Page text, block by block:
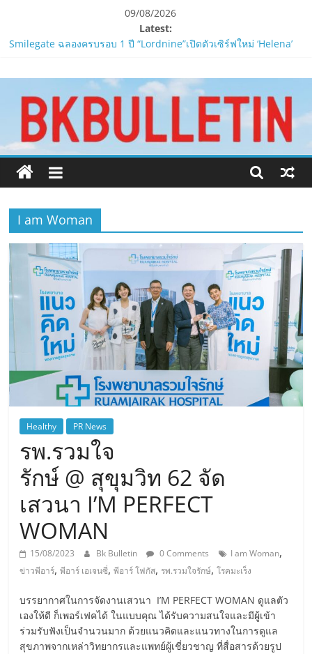
content
09/08/2026
Latest:
LORDNINE ครบรอบ 1 ปี! Smilegate เปิด “Helena” เซิร์ฟฯ ใหม่
พร้อมอาวุธเคียวและศึกกิลด์-PvP เดือดครึ่งปีหลัง 2026
บูสต์ EXP กระฉูด 50% พร้อมแจกซัมมอนสูงสุด 1,111 ครั้ง!
LORDNINE จัดศึกคนดังสายเกม ไทย ปะทะ ฟิลิปปินส์ใน “Rise of the
Tenth Lord”
PIPPER STANDARD® เปิดตัวแชมพูอาบน้ำ และ โฟมอาบแห้งสัตว์
เลี้ยง
ห้ามพลาด! Smilegate เปิดตัว ‘เฮเลนา’ เซิร์ฟเวอร์ใหม่ของ
LORDNINE 29 ก.ค. นี้
เสนอ
ข่าว
ครบ
ทุก
I am Woman
Healthy PR News
รพ.รวมใจ
รักษ์ @ สุขุมวิท 62 จัด
เสวนา I’M PERFECT
WOMAN
15/08/2023 Bk Bulletin 0 Comments I am Woman,
ข่าวพีอาร์,พีอาร์ เอเจนซี่,พีอาร์ โฟกัส, รพ.รวมใจรักษ์,โรคมะเร็ง
บรรยากาศในการจัดงานเสวนา I’M PERFECT WOMAN ดูแลตัว
เองให้ดี ก็เพอร์เฟคได้ ในแบบคุณ ได้รับความสนใจและมีผู้เข้า
ร่วมรับฟังเป็นจำนวนมาก ด้วยแนวคิดและแนวทางในการดูแล
สุขภาพจากเหล่าวิทยากรและแพทย์ผู้เชี่ยวชาญ ที่สื่อสารด้วยรูป